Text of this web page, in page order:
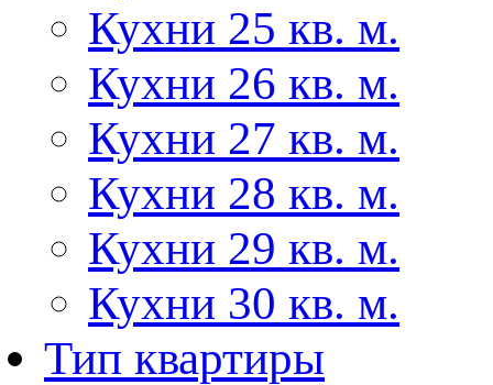
Кухни 25 кв. м.
Кухни 26 кв. м.
Кухни 27 кв. м.
Кухни 28 кв. м.
Кухни 29 кв. м.
Кухни 30 кв. м.
Тип квартиры